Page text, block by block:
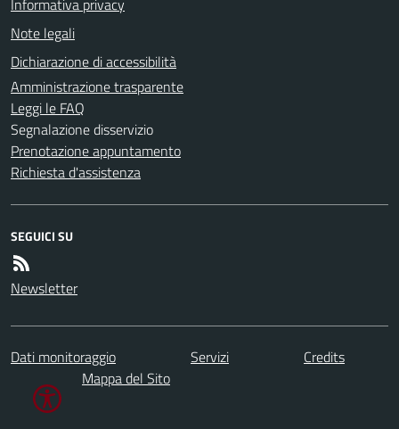
Note legali
Dichiarazione di accessibilità
Amministrazione trasparente
Leggi le FAQ
Segnalazione disservizio
Prenotazione appuntamento
Richiesta d'assistenza
SEGUICI SU
Newsletter
Dati monitoraggio Servizi
Credits
Mappa del Sito